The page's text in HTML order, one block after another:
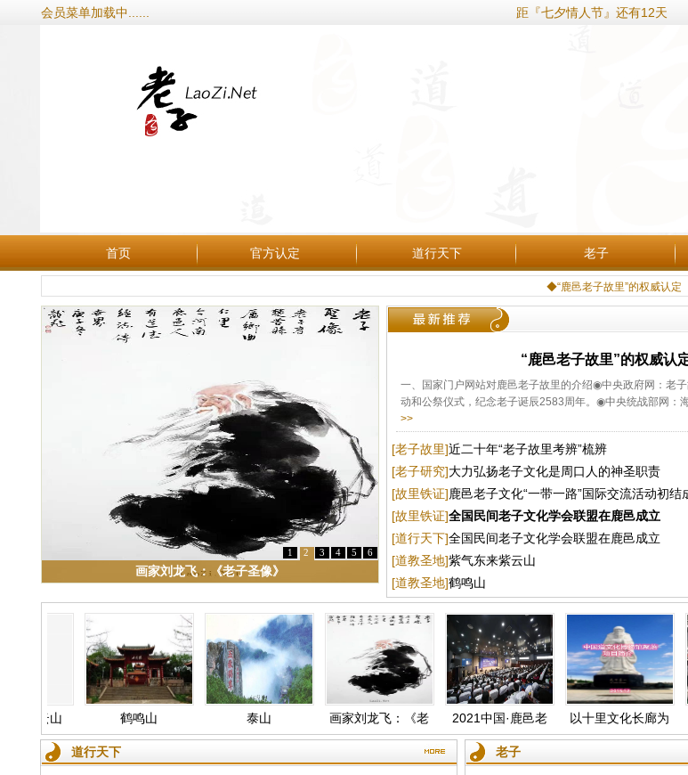
会员菜单加载中...... 距『七夕情人节』还有12天
首页 官方认定 道行天下 老子
◆“鹿邑老子故里”的权威认定（
1 2 3 4 5 6
画家刘龙飞：《老子圣像》
“鹿邑老子故里”的权威认
一、国家门户网站对鹿邑老子故里的介绍◉中央政府网：老
动和公祭仪式，纪念老子诞辰2583周年。◉中央统战部网：
>>
[老子故里]近二十年“老子故里考辨”梳辨
[老子研究]大力弘扬老子文化是周口人的神圣职责
[故里铁证]鹿邑老子文化“一带一路”国际交流活动初结
[故里铁证]全国民间老子文化学会联盟在鹿邑成立
[道行天下]全国民间老子文化学会联盟在鹿邑成立
[道教圣地]紫气东来紫云山
[道教圣地]鹤鸣山
紫云山 鹤鸣山 泰山
画家刘龙飞：《老
子圣像》
2021中国·鹿邑老
子文化论坛开幕
以十里文化长廊为
载体，打造老子文
道行天下
老子